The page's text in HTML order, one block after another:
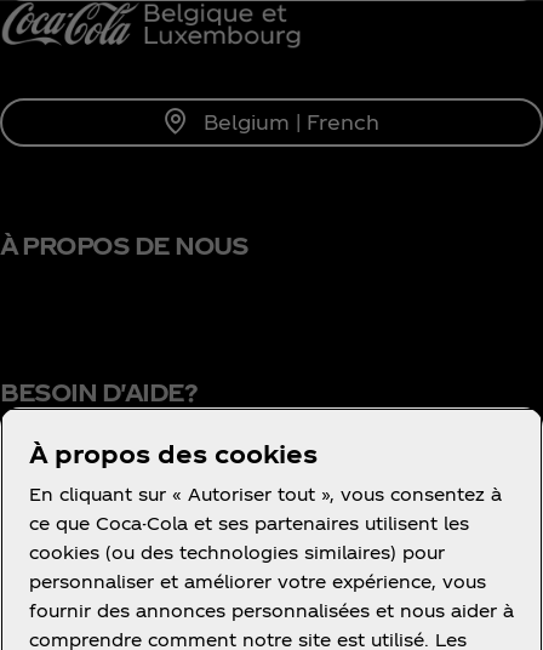
Belgium | French
À PROPOS DE NOUS
BESOIN D'AIDE?
Conditions d’utilisation
Concurrence
Avis de confidentialité des consommateurs
Paramétrage des cookies
À propos des cookies
En cliquant sur « Autoriser tout », vous consentez à
ce que Coca-Cola et ses partenaires utilisent les
cookies (ou des technologies similaires) pour
personnaliser et améliorer votre expérience, vous
fournir des annonces personnalisées et nous aider à
comprendre comment notre site est utilisé. Les